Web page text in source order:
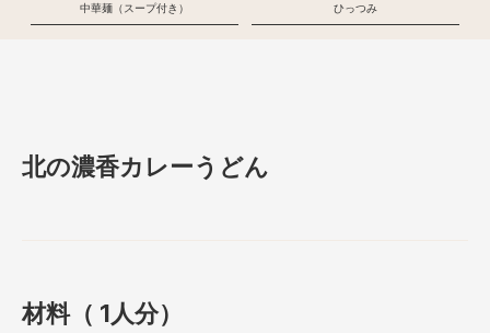
中華麺（スープ付き） ひっつみ
北の濃香カレーうどん
材料（ 1⼈分）